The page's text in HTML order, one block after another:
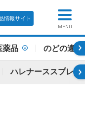
情報サイト
MENU
薬品 のどの違
ハレナーススプレー